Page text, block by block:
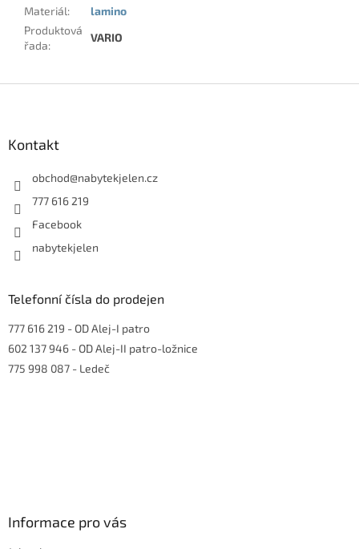
Materiál:
lamino
Produktová
řada:
VARIO
Kontakt
obchod@nabytekjelen.cz
777 616 219
Facebook
nabytekjelen
Telefonní čísla do prodejen
777 616 219 - OD Alej-I patro
602 137 946 - OD Alej-II patro-ložnice
775 998 087 - Ledeč
Informace pro vás